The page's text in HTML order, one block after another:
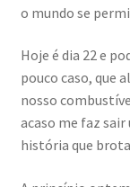
o mundo se
Hoje é dia 22 e
pouco caso, que
nosso
acaso me faz
história que